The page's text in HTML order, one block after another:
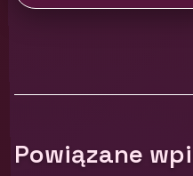
Powiązane